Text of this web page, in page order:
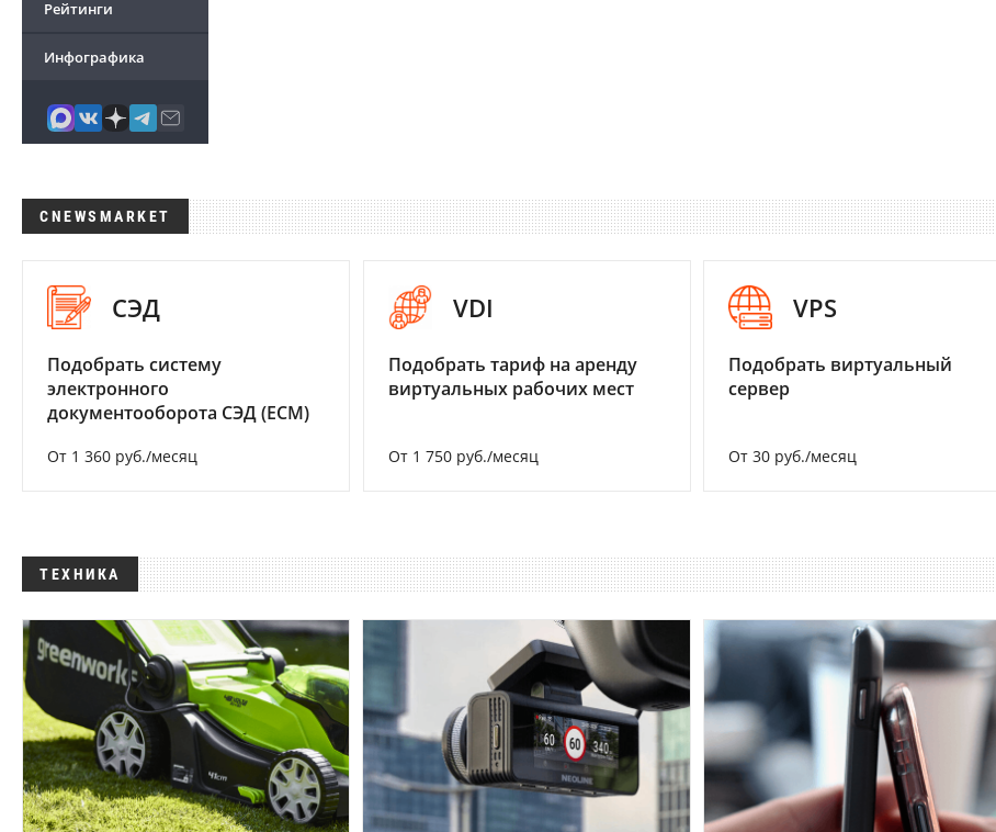
Рейтинги
Инфографика
CNEWSMARKET
СЭД
Подобрать систему
электронного
документооборота СЭД (ECM)
От 1 360 руб./месяц
VDI
Подобрать тариф на аренду
виртуальных рабочих мест
От 1 750 руб./месяц
VPS
Подобрать виртуальный
сервер
От 30 руб./месяц
ТЕХНИКА